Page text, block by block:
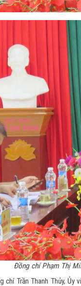
Đồng chí Phạm Thị
chí Trần Thanh Thủy, Ủy